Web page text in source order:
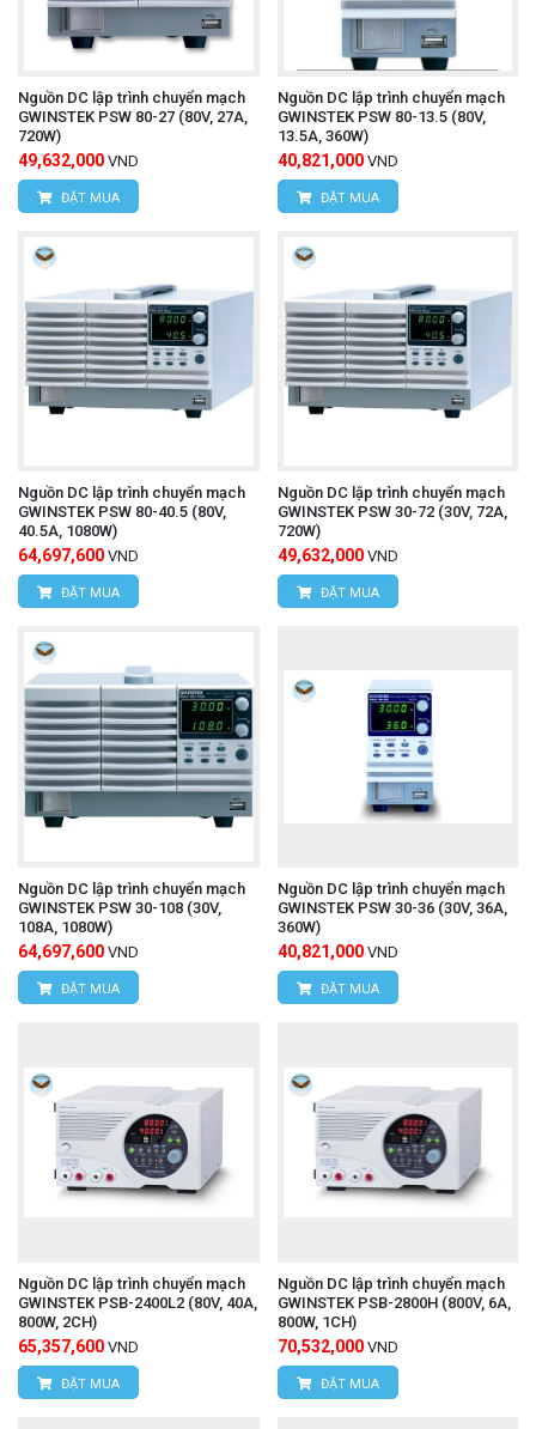
Nguồn DC lập trình chuyển mạch
GWINSTEK PSW 80-27 (80V, 27A,
720W)
49,632,000 VND
ĐẶT MUA
Nguồn DC lập trình chuyển mạch
GWINSTEK PSW 80-13.5 (80V,
13.5A, 360W)
40,821,000 VND
ĐẶT MUA
Nguồn DC lập trình chuyển mạch
GWINSTEK PSW 80-40.5 (80V,
40.5A, 1080W)
64,697,600 VND
ĐẶT MUA
Nguồn DC lập trình chuyển mạch
GWINSTEK PSW 30-72 (30V, 72A,
720W)
49,632,000 VND
ĐẶT MUA
Nguồn DC lập trình chuyển mạch
GWINSTEK PSW 30-108 (30V,
108A, 1080W)
64,697,600 VND
ĐẶT MUA
Nguồn DC lập trình chuyển mạch
GWINSTEK PSW 30-36 (30V, 36A,
360W)
40,821,000 VND
ĐẶT MUA
Nguồn DC lập trình chuyển mạch
GWINSTEK PSB-2400L2 (80V, 40A,
800W, 2CH)
65,357,600 VND
ĐẶT MUA
Nguồn DC lập trình chuyển mạch
GWINSTEK PSB-2800H (800V, 6A,
800W, 1CH)
70,532,000 VND
ĐẶT MUA